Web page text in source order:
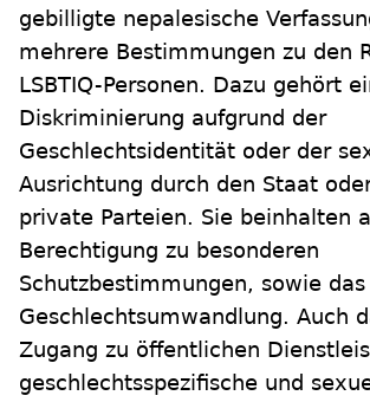
gebilligte nepalesische
mehrere Bestimmungen zu den
LSBTIQ-Personen. Dazu gehört
Diskriminierung aufgrund der
Geschlechtsidentität oder der
Ausrichtung durch den Staat
private Parteien. Sie beinhalten
Berechtigung zu besonderen
Schutzbestimmungen, sowie
Geschlechtsumwandlung. Auch
Zugang zu öffentlichen
geschlechtsspezifische und